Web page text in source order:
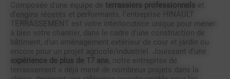
Composée d'une équipe de terrassiers professionnels et
d'engins récents et performants, l'entreprise HINAULT
TERRASSEMENT est votre interlocutrice unique pour mener
à bien votre chantier, dans le cadre d'une construction de
bâtiment, d'un aménagement extérieur de cour et jardin ou
encore pour un projet agricole/industriel. Jouissant d'une
expérience de plus de 17 ans
, notre entreprise de
terrassement a déjà mené de nombreux projets dans la